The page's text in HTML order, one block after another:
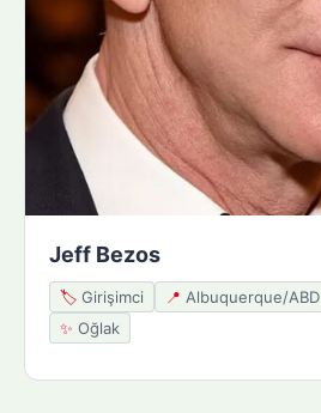
Jeff Bezos
🏷️ Girişimci 📍 Albuquerque/ABD
✨ Oğlak